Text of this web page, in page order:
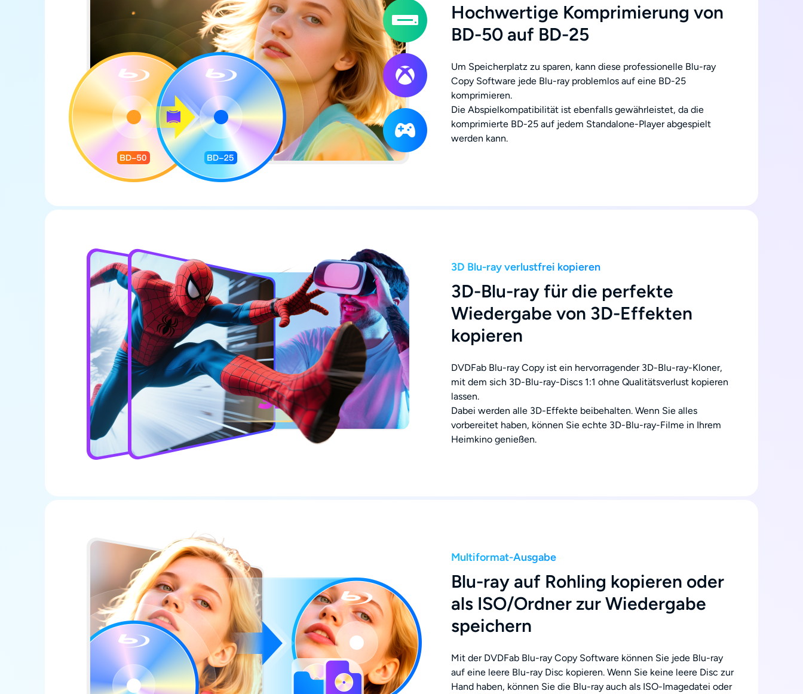
Hochwertige Komprimierung von
BD-50 auf BD-25
Um Speicherplatz zu sparen, kann diese professionelle Blu-ray
Copy Software jede Blu-ray problemlos auf eine BD-25
komprimieren.
Die Abspielkompatibilität ist ebenfalls gewährleistet, da die
komprimierte BD-25 auf jedem Standalone-Player abgespielt
werden kann.
3D Blu-ray verlustfrei kopieren
3D-Blu-ray für die perfekte
Wiedergabe von 3D-Effekten
kopieren
DVDFab Blu-ray Copy ist ein hervorragender 3D-Blu-ray-Kloner,
mit dem sich 3D-Blu-ray-Discs 1:1 ohne Qualitätsverlust kopieren
lassen.
Dabei werden alle 3D-Effekte beibehalten. Wenn Sie alles
vorbereitet haben, können Sie echte 3D-Blu-ray-Filme in Ihrem
Heimkino genießen.
Multiformat-Ausgabe
Blu-ray auf Rohling kopieren oder
als ISO/Ordner zur Wiedergabe
speichern
Mit der DVDFab Blu-ray Copy Software können Sie jede Blu-ray
auf eine leere Blu-ray Disc kopieren. Wenn Sie keine leere Disc zur
Hand haben, können Sie die Blu-ray auch als ISO-Imagedatei oder